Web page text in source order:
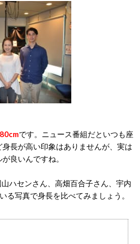
です。ニュース番組だといつも座
長が高い印象はありませんが、実は
良いんですね。
ハセンさん、高畑百合子さん、宇内
る写真で身長を比べてみましょう。